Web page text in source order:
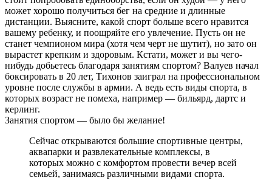
может хорошо получиться бег на средние и длинные
дистанции. Выясните, какой спорт больше всего нравится
вашему ребенку, и поощряйте его увлечение. Пусть он не
станет чемпионом мира (хотя чем черт не шутит), но зато он
вырастет крепким и здоровым. Кстати, может и вы чего-
нибудь добьетесь благодаря занятиям спортом? Валуев начал
боксировать в 20 лет, Тихонов заиграл на профессиональном
уровне после службы в армии. А ведь есть виды спорта, в
которых возраст не помеха, например — бильярд, дартс и
керлинг.
Занятия спортом — было бы желание!
Сейчас открываются большие спортивные центры,
аквапарки и развлекательные комплексы, в
которых можно с комфортом провести вечер всей
семьей, занимаясь различными видами спорта.